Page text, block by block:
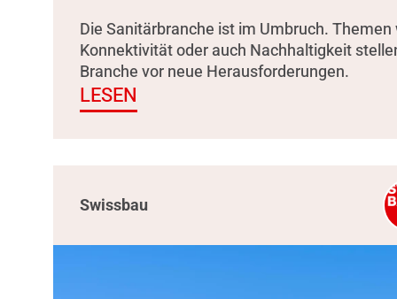
Die Sanitärbranche ist im Umbruch. Themen
Konnektivität oder auch Nachhaltigkeit
Branche vor neue Herausforderungen.
LESEN
Swissbau